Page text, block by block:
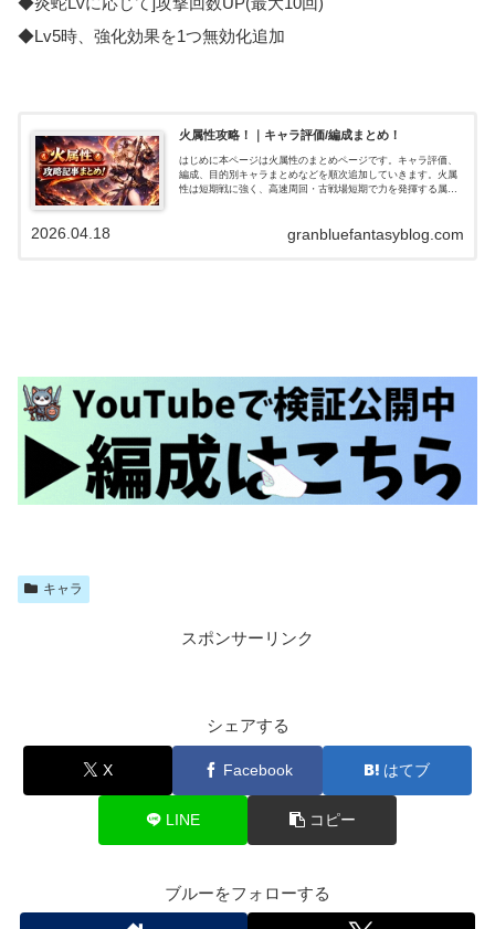
◆Lv5時、強化効果を1つ無効化追加
火属性攻略！｜キャラ評価/編成まとめ！
はじめに本ページは火属性のまとめページです。キャラ評価、
編成、目的別キャラまとめなどを順次追加していきます。火属
性は短期戦に強く、高速周回・古戦場短期で力を発揮する属性
granbluefantasyblog.com
2026.04.18
キャラ
スポンサーリンク
シェアする
X Facebook はてブ
LINE コピー
ブルーをフォローする